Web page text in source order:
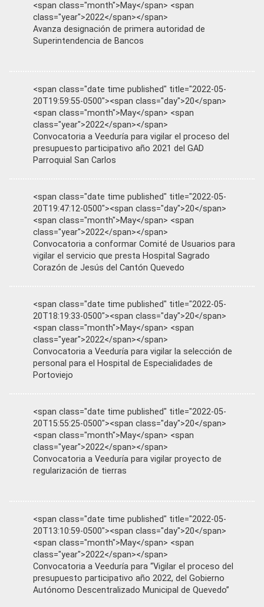
<span class="month">May</span> <span
class="year">2022</span></span>
Avanza designación de primera autoridad de
Superintendencia de Bancos
<span class="date time published" title="2022-05-
20T19:59:55-0500"><span class="day">20</span>
<span class="month">May</span> <span
class="year">2022</span></span>
Convocatoria a Veeduría para vigilar el proceso del
presupuesto participativo año 2021 del GAD
Parroquial San Carlos
<span class="date time published" title="2022-05-
20T19:47:12-0500"><span class="day">20</span>
<span class="month">May</span> <span
class="year">2022</span></span>
Convocatoria a conformar Comité de Usuarios para
vigilar el servicio que presta Hospital Sagrado
Corazón de Jesús del Cantón Quevedo
<span class="date time published" title="2022-05-
20T18:19:33-0500"><span class="day">20</span>
<span class="month">May</span> <span
class="year">2022</span></span>
Convocatoria a Veeduría para vigilar la selección de
personal para el Hospital de Especialidades de
Portoviejo
<span class="date time published" title="2022-05-
20T15:55:25-0500"><span class="day">20</span>
<span class="month">May</span> <span
class="year">2022</span></span>
Convocatoria a Veeduría para vigilar proyecto de
regularización de tierras
<span class="date time published" title="2022-05-
20T13:10:59-0500"><span class="day">20</span>
<span class="month">May</span> <span
class="year">2022</span></span>
Convocatoria a Veeduría para “Vigilar el proceso del
presupuesto participativo año 2022, del Gobierno
Autónomo Descentralizado Municipal de Quevedo”